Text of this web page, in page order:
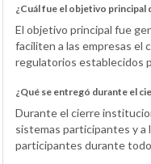
¿Cuál fue el objetivo principal
El objetivo principal fue
faciliten a las empresas el
regulatorios establecidos
¿Qué se entregó durante el
Durante el cierre
sistemas participantes y a
participantes durante